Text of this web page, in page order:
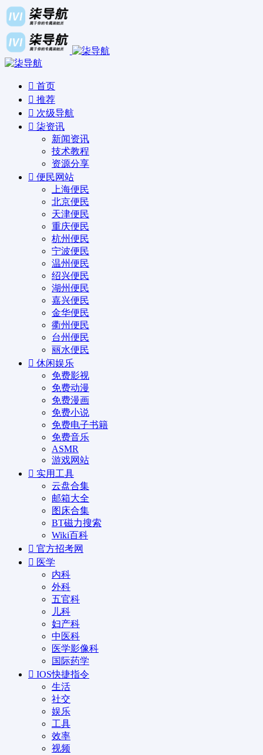
首页
推荐
次级导航
柒资讯
新闻资讯
技术教程
资源分享
便民网站
上海便民
北京便民
天津便民
重庆便民
杭州便民
宁波便民
温州便民
绍兴便民
湖州便民
嘉兴便民
金华便民
衢州便民
台州便民
丽水便民
休闲娱乐
免费影视
免费动漫
免费漫画
免费小说
免费电子书籍
免费音乐
ASMR
游戏网站
实用工具
云盘合集
邮箱大全
图床合集
BT磁力搜索
Wiki百科
官方招考网
医学
内科
外科
五官科
儿科
妇产科
中医科
医学影像科
国际药学
IOS快捷指令
生活
社交
娱乐
工具
效率
视频